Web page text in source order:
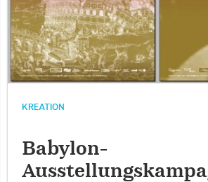
KREATION
Babylon-